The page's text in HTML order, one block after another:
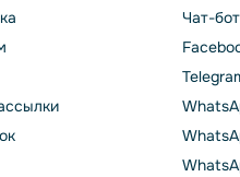
Чат-